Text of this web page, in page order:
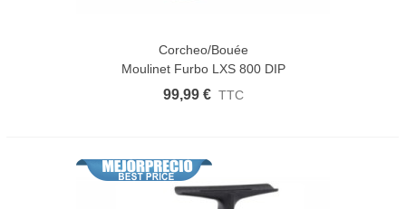
Corcheo/Bouée
Moulinet Furbo LXS 800 DIP
99,99 € TTC